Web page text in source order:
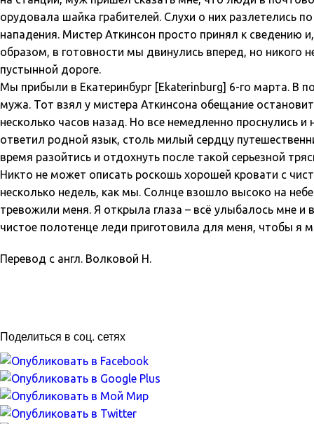
орудовала шайка грабителей. Слухи о них разлетелись
нападения. Мистер Аткинсон просто принял к сведению
образом, в готовности мы двинулись вперед, но никого
пустынной дороге.
Мы прибыли в Екатеринбург [Ekaterinburg] 6-го марта. В
мужа. Тот взял у мистера Аткинсона обещание
несколько часов назад. Но все немедленно проснулись
ответил родной язык, столь милый сердцу
время разойтись и отдохнуть после такой серьезной
Никто не может описать роскошь хорошей кровати с
несколько недель, как мы. Солнце взошло высоко на
тревожили меня. Я открыла глаза – всё улыбалось мне
чистое полотенце леди приготовила для меня, чтобы я
Перевод с англ. Волковой Н.
Поделиться в соц. сетях